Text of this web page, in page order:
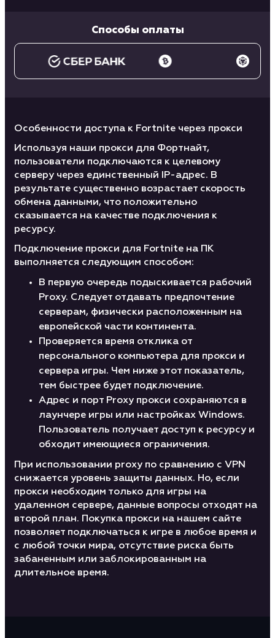
Способы оплаты
Особенности доступа к Fortnite через прокси
Используя наши прокси для Фортнайт,
пользователи подключаются к целевому
серверу через единственный IP-адрес. В
результате существенно возрастает скорость
обмена данными, что положительно
сказывается на качестве подключения к
ресурсу.
Подключение прокси для Fortnite на ПК
выполняется следующим способом:
В первую очередь подыскивается рабочий
Proxy. Следует отдавать предпочтение
серверам, физически расположенным на
европейской части континента.
Проверяется время отклика от
персонального компьютера для прокси и
сервера игры. Чем ниже этот показатель,
тем быстрее будет подключение.
Адрес и порт Proxy прокси сохраняются в
лаунчере игры или настройках Windows.
Пользователь получает доступ к ресурсу и
обходит имеющиеся ограничения.
При использовании proxy по сравнению с VPN
снижается уровень защиты данных. Но, если
прокси необходим только для игры на
удаленном сервере, данные вопросы отходят на
второй план. Покупка прокси на нашем сайте
позволяет подключаться к игре в любое время и
с любой точки мира, отсутствие риска быть
забаненным или заблокированным на
длительное время.